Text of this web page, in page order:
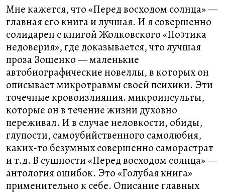
Мне кажется, что «Перед восходом солнца» —
главная его книга и лучшая. И я совершенно
солидарен с книгой Жолковского «Поэтика
недоверия», где доказывается, что лучшая
проза Зощенко — маленькие
автобиографические новеллы, в которых он
описывает микротравмы своей психики. Эти
точечные кровоизлияния. микроинсульты,
которые он в течение жизни духовно
переживал. И в случае неловкости, обиды,
глупости, самоубийственного самолюбия,
каких-то безумных совершенно саморастрат
и т.д. В сущности «Перед восходом солнца» —
антология ошибок. Это «Голубая книга»
применительно к себе. Описание главных